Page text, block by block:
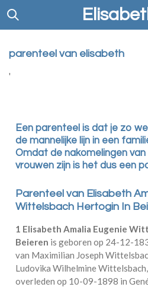
Ga
de
parenteel van elisabeth
'
Een parenteel is dat je zo
de mannelijke lijn in een
Omdat de nakomelingen van
vrouwen zijn is het dus een
Parenteel van Elisabeth
Wittelsbach Hertogin In
1 Elisabeth Amalia Eugenie
Beieren is geboren op 24-12-
van Maximilian Joseph
Ludovika Wilhelmine
overleden op 10-09-1898 in